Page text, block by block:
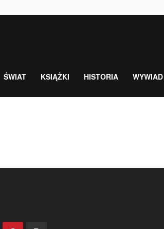
ŚWIAT KSIĄŻKI HISTORIA WYWIAD